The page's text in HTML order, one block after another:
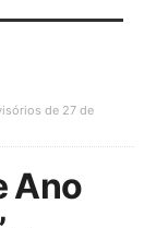
de 27 de
Ano